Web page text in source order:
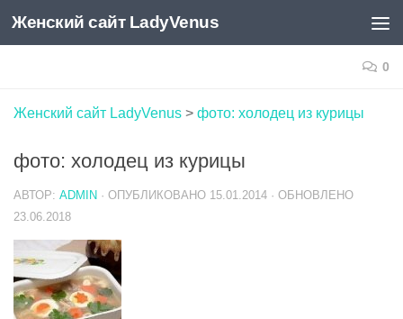
Skip to content
Женский сайт LadyVenus
0
Женский сайт LadyVenus > фото: холодец из курицы
фото: холодец из курицы
АВТОР: ADMIN · ОПУБЛИКОВАНО 15.01.2014 · ОБНОВЛЕНО
23.06.2018